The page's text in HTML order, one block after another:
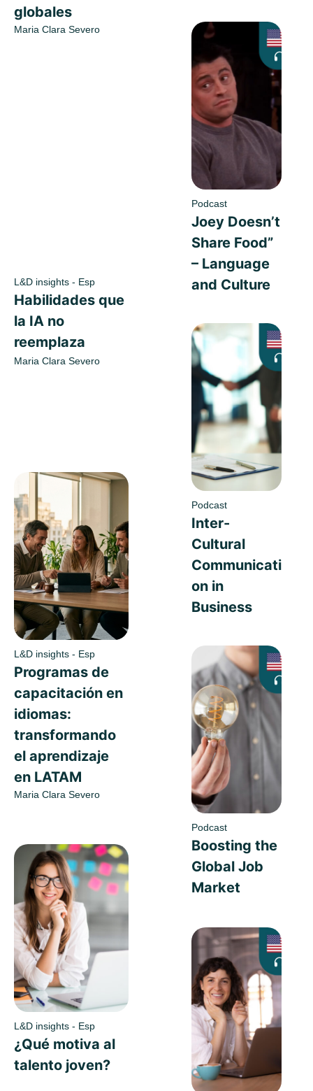
globales
Maria Clara Severo
L&D insights - Esp
Habilidades que
la IA no
reemplaza
Maria Clara Severo
L&D insights - Esp
Programas de
capacitación en
idiomas:
transformando
el aprendizaje
en LATAM
Maria Clara Severo
L&D insights - Esp
¿Qué motiva al
talento joven?
Podcast
Joey Doesn’t
Share Food”
– Language
and Culture
Podcast
Inter-
Cultural
Communicati
on in
Business
Podcast
Boosting the
Global Job
Market